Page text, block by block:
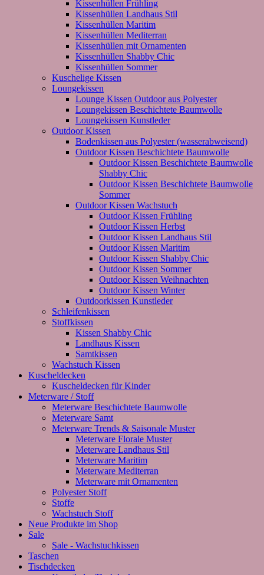
Kissenhüllen Frühling
Kissenhüllen Landhaus Stil
Kissenhüllen Maritim
Kissenhüllen Mediterran
Kissenhüllen mit Ornamenten
Kissenhüllen Shabby Chic
Kissenhüllen Sommer
Kuschelige Kissen
Loungekissen
Lounge Kissen Outdoor aus Polyester
Loungekissen Beschichtete Baumwolle
Loungekissen Kunstleder
Outdoor Kissen
Bodenkissen aus Polyester (wasserabweisend)
Outdoor Kissen Beschichtete Baumwolle
Outdoor Kissen Beschichtete Baumwolle
Shabby Chic
Outdoor Kissen Beschichtete Baumwolle
Sommer
Outdoor Kissen Wachstuch
Outdoor Kissen Frühling
Outdoor Kissen Herbst
Outdoor Kissen Landhaus Stil
Outdoor Kissen Maritim
Outdoor Kissen Shabby Chic
Outdoor Kissen Sommer
Outdoor Kissen Weihnachten
Outdoor Kissen Winter
Outdoorkissen Kunstleder
Schleifenkissen
Stoffkissen
Kissen Shabby Chic
Landhaus Kissen
Samtkissen
Wachstuch Kissen
Kuscheldecken
Kuscheldecken für Kinder
Meterware / Stoff
Meterware Beschichtete Baumwolle
Meterware Samt
Meterware Trends & Saisonale Muster
Meterware Florale Muster
Meterware Landhaus Stil
Meterware Maritim
Meterware Mediterran
Meterware mit Ornamenten
Polyester Stoff
Stoffe
Wachstuch Stoff
Neue Produkte im Shop
Sale
Sale - Wachstuchkissen
Taschen
Tischdecken